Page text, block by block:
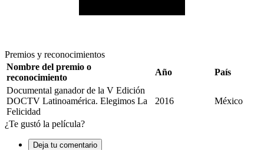
Premios y reconocimientos
Nombre del premio o
reconocimiento
Año
País
Documental ganador de la V Edición
DOCTV Latinoamérica. Elegimos La
Felicidad
2016 México
¿Te gustó la película?
Deja tu comentario